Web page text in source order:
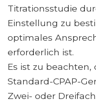
Titrationsstudie
Einstellung zu
optimales
erforderlich ist.
Es ist zu beachten,
Standard-CPAP-
Zwei- oder